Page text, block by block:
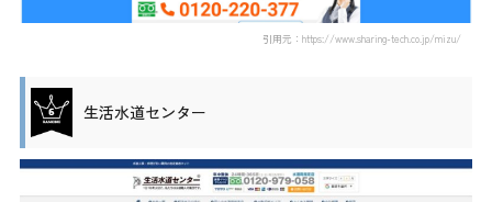
引用元：https://www.sharing-tech.co.jp/mizu/
生活水道センター